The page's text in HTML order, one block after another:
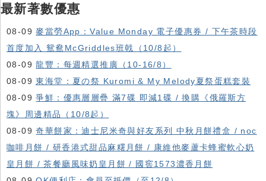
最新著數優惠
08-09麥當勞App：Value Monday 電子優惠券 / 下午茶時段
首度加入 鴛鴦McGriddles班戟（10/8起）
08-09龍豐：每週精選推廣（10-16/8）
08-09東海堂：夏の祭 Kuromi & My Melody夏祭蛋糕套裝
08-09爭鮮：優惠層層疊 滿7碟 即減1碟 / 換購《俄羅斯方
塊》周邊精品（10/8起）
08-09奇華餅家：迪士尼米奇與好友系列 中秋月餅禮盒 / noc
咖啡月餅 / 研香港式甜品麻糬月餅 / 康維他麥蘆卡蜂蜜軟心奶
皇月餅 / 茶餐廳風味奶皇月餅 / 國窖1573濃香月餅